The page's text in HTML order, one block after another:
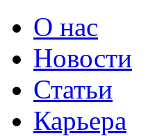
О нас
Новости
Статьи
Карьера